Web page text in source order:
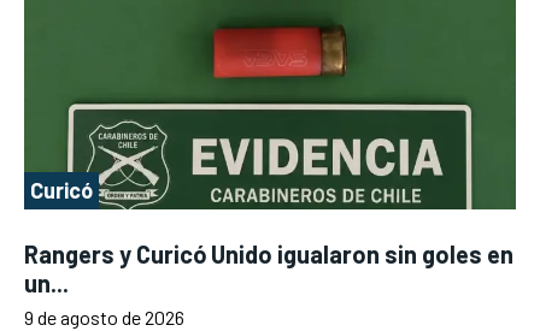
Curicó
Rangers y Curicó Unido igualaron sin goles en
un...
9 de agosto de 2026